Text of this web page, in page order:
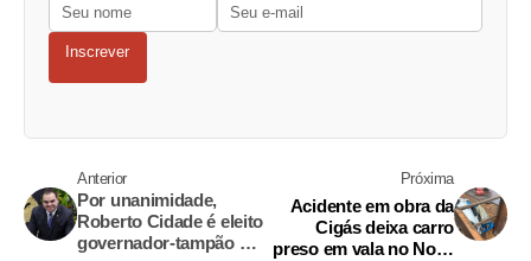
Inscrever
Anterior
Por unanimidade,
Roberto Cidade é eleito
governador-tampão do
Próxima
Acidente em obra da
Cigás deixa carro
preso em vala no Nova